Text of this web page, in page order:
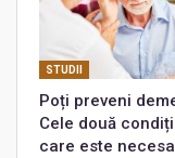
STUDII
Poți preveni
Cele două
care este